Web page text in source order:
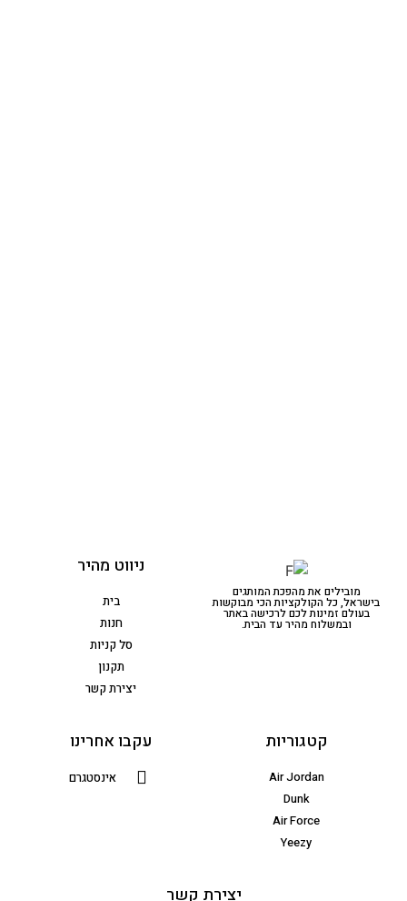
מובילים את מהפכת המותגים
בישראל, כל הקולקציות הכי מבוקשות
בעולם זמינות לכם לרכישה באתר
ובמשלוח מהיר עד הבית.
ניווט מהיר
בית
חנות
סל קניות
תקנון
יצירת קשר
קטגוריות
Air Jordan
Dunk
Air Force
Yeezy
עקבו אחרינו
אינסטגרם
יצירת קשר